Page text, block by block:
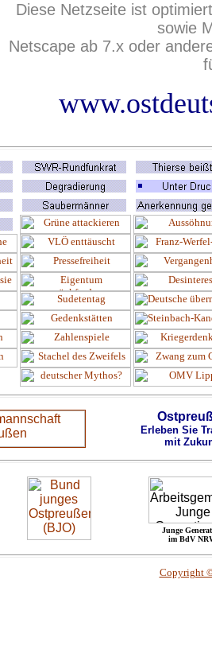
Diese Netzseite ist
sowie
Netscape ab 7.x oder
Erleben Sie
mit
Junge
im BdV
Copyright